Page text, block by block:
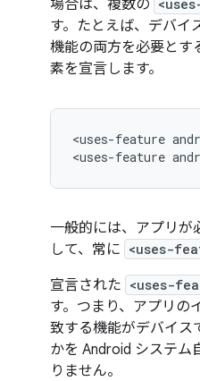
場合は、複数の
す。たとえば、デバ
機能の両方を必要とす
素を宣言します。
<uses-feature
<uses-feature
一般的には、アプリが
して、常に <uses-
宣言された <uses-
す。つまり、アプリの
致する機能がデバイス
かを Android システム
りません。